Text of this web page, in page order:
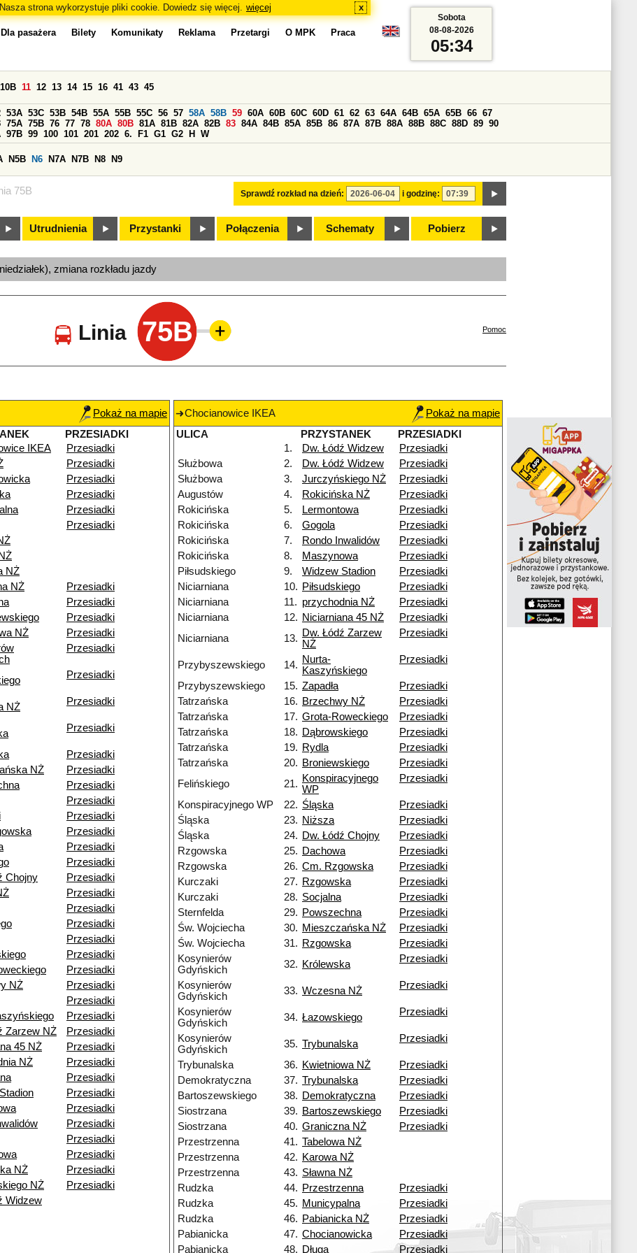
Nasza strona wykorzystuje pliki cookie. Dowiedz się więcej. więcej x
75B
Dla pasażera Bilety Komunikaty Reklama Przetargi O MPK Praca
Sprawdź rozkład na dzień: i godzinę:
10B 11 12 13 14 15 16 41 43 45
53A 53C 53B 54B 55A 55B 55C 56 57 58A 58B 59 60A 60B 60C 60D 61 62 63 64A 64B 65A 65B 66 67
75A 75B 76 77 78 80A 80B 81A 81B 82A 82B 83 84A 84B 85A 85B 86 87A 87B 88A 88B 88C 88D 89 90
97B 99 100 101 201 202 6. F1 G1 G2 H W
N5B N6 N7A N7B N8 N9
Utrudnienia Przystanki Połączenia Schematy Pobierz
Sobota
08-08-2026
05:34
zmiana rozkładu jazdy
Linia 75B Pomoc
Pokaż na mapie
PRZESIADKI
IKEA
Przesiadki
Przesiadki
Przesiadki
Przesiadki
Przesiadki
Przesiadki
NŻ
NŻ
Przesiadki
Przesiadki
Przesiadki
NŻ
Przesiadki
Przesiadki
Przesiadki
NŻ Przesiadki
Przesiadki
Przesiadki
NŻ
Przesiadki
Przesiadki
Przesiadki
Przesiadki
Przesiadki
Przesiadki
Przesiadki
Chojny
Przesiadki
Przesiadki
Przesiadki
Przesiadki
Przesiadki
Przesiadki
Przesiadki
NŻ
Przesiadki
Przesiadki
Przesiadki
Zarzew NŻ
Przesiadki
45 NŻ
Przesiadki
NŻ
Przesiadki
Przesiadki
Przesiadki
Przesiadki
Przesiadki
Przesiadki
Przesiadki
NŻ
Przesiadki
NŻ
Przesiadki
Widzew
Chocianowice IKEA
Pokaż na mapie
ULICA
PRZYSTANEK
PRZESIADKI
1.
Dw. Łódź Widzew
Przesiadki
Służbowa
2. Dw. Łódź Widzew
Przesiadki
Służbowa
3. Jurczyńskiego NŻ
Przesiadki
Augustów
4. Rokicińska NŻ
Przesiadki
Rokicińska
5. Lermontowa
Przesiadki
Rokicińska
6. Gogola
Przesiadki
Rokicińska
7. Rondo Inwalidów
Przesiadki
Rokicińska
8. Maszynowa
Przesiadki
Piłsudskiego
9. Widzew Stadion
Przesiadki
Niciarniana
10. Piłsudskiego
Przesiadki
Niciarniana
11. przychodnia NŻ
Przesiadki
Niciarniana
12. Niciarniana 45 NŻ
Przesiadki
Niciarniana
13. Dw. Łódź Zarzew
NŻ
Przesiadki
Przybyszewskiego 14. Nurta-
Kaszyńskiego
Przesiadki
Przybyszewskiego 15. Zapadła
Przesiadki
Tatrzańska
16. Brzechwy NŻ
Przesiadki
Tatrzańska
17. Grota-Roweckiego
Przesiadki
Tatrzańska
18. Dąbrowskiego
Przesiadki
Tatrzańska
19. Rydla
Przesiadki
Tatrzańska
20. Broniewskiego
Przesiadki
Felińskiego
21. Konspiracyjnego
WP
Przesiadki
Konspiracyjnego WP 22. Śląska
Przesiadki
Śląska
23. Niższa
Przesiadki
Śląska
24. Dw. Łódź Chojny
Przesiadki
Rzgowska
25. Dachowa
Przesiadki
Rzgowska
26. Cm. Rzgowska
Przesiadki
Kurczaki
27. Rzgowska
Przesiadki
Kurczaki
28. Socjalna
Przesiadki
Sternfelda
29. Powszechna
Przesiadki
Św. Wojciecha
30. Mieszczańska NŻ
Przesiadki
Św. Wojciecha
31. Rzgowska
Przesiadki
Kosynierów
Gdyńskich
32. Królewska Przesiadki
Kosynierów
Gdyńskich
33. Wczesna NŻ Przesiadki
Kosynierów
Gdyńskich
34. Łazowskiego Przesiadki
Kosynierów
Gdyńskich
35. Trybunalska Przesiadki
Trybunalska 36. Kwietniowa NŻ
Przesiadki
Demokratyczna
37. Trybunalska
Przesiadki
Bartoszewskiego
38. Demokratyczna
Przesiadki
Siostrzana
39. Bartoszewskiego
Przesiadki
Siostrzana
40. Graniczna NŻ
Przesiadki
Przestrzenna
41. Tabelowa NŻ
Przestrzenna
42. Karowa NŻ
Przestrzenna
43. Sławna NŻ
Rudzka
44. Przestrzenna
Przesiadki
Rudzka
45. Municypalna
Przesiadki
Rudzka
46. Pabianicka NŻ
Przesiadki
Pabianicka
47. Chocianowicka
Przesiadki
Pabianicka
48. Długa Przesiadki